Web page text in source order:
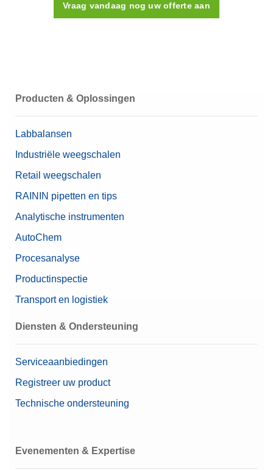
ASTM-klasse 3
Materiaal
Nominale waarde
Vraag vandaag nog uw offerte aan
Producten & Oplossingen
Labbalansen
Industriële weegschalen
Retail weegschalen
RAININ pipetten en tips
Analytische instrumenten
AutoChem
Procesanalyse
Productinspectie
Transport en logistiek
Diensten & Ondersteuning
Serviceaanbiedingen
Registreer uw product
Technische ondersteuning
Evenementen & Expertise